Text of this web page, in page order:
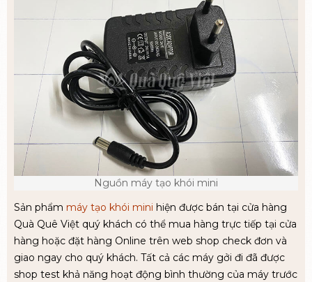
Nguồn máy tạo khói mini
Sản phẩm máy tạo khói mini hiện được bán tại cửa hàng
Quà Quê Việt quý khách có thể mua hàng trực tiếp tại cửa
hàng hoặc đặt hàng Online trên web shop check đơn và
giao ngay cho quý khách. Tất cả các máy gởi đi đã được
shop test khả năng hoạt động bình thường của máy trước